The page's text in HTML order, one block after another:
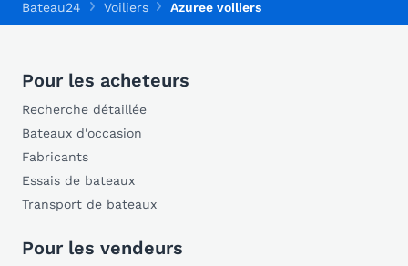
Bateau24 Voiliers Azuree voiliers
Pour les acheteurs
Recherche détaillée
Bateaux d'occasion
Fabricants
Essais de bateaux
Transport de bateaux
Pour les vendeurs